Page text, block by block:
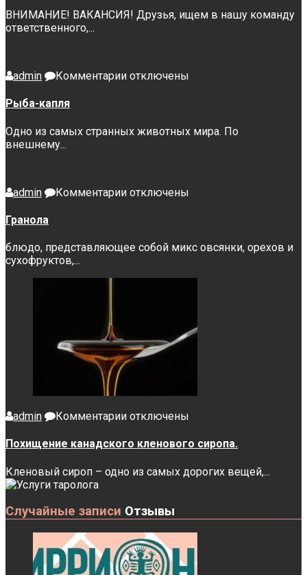
ВНИМАНИЕ! ВАКАНСИЯ! Друзья, ищем в нашу команду
ответственного,...
admin Комментариикотключены
Рыба-капля
Одно из самых странных животных мира. По
внешнему...
admin Комментариикотключены
Гранола
блюдо, представляющее собой микс овсянки, орехов и
сухофруктов,...
admin Комментариик
Похищение
кленового
отключены
Похищение канадского кленового сиропа.
Кленовый сироп – одно из самых дорогих вещей,...
Случайные записи Отзывы